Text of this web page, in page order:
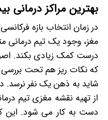
بهترین مراکز
در زمان انتخاب بازه
مغز، وجود یک تیم درمانی
درست کمک زیادی بکند.
که نکات ریز هم تحت بررسی
شاید به ذهن یک نفر نرسد.
از تهیه نقشه مغزی تیم
دست به کار می شود. این